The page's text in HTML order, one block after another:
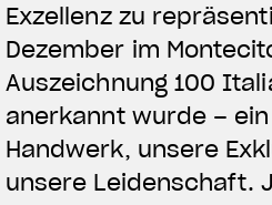
Exzellenz zu
Dezember im
Auszeichnung 100
anerkannt wurde –
Handwerk, unsere
unsere Leidenschaft.